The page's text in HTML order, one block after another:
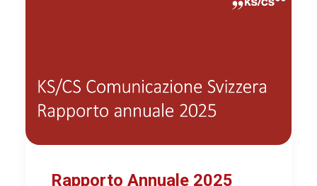
Rapporto Annuale 2025